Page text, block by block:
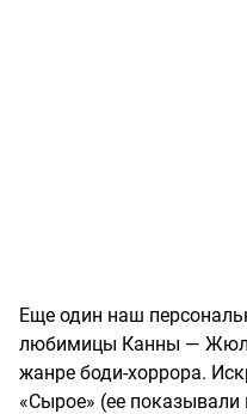
Еще один наш
любимицы Канны —
жанре боди-хоррора.
«Сырое» (ее